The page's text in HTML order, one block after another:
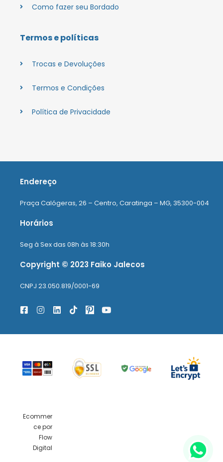
Como fazer seu Bordado
Termos e políticas
Trocas e Devoluções
Termos e Condições
Política de Privacidade
Endereço
Praça Calógeras, 26 – Centro, Caratinga – MG, 35300-004
Horários
Seg à Sex das 08h às 18:30h
Copyright © 2023 Faiko Jalecos
CNPJ 23.050.819/0001-69
Ecommer
ce por
Flow
Digital